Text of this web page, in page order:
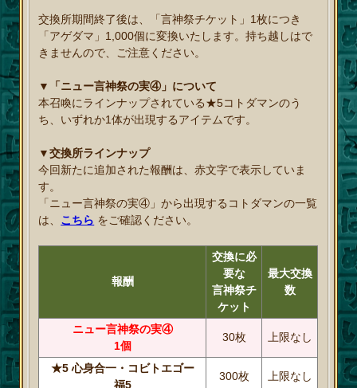
交換所期間終了後は、「言神祭チケット」1枚につき
「アゲダマ」1,000個に変換いたします。持ち越しはで
きませんので、ご注意ください。
▼「ニュー言神祭の実④」について
本召喚にラインナップされている★5コトダマンのう
ち、いずれか1体が出現するアイテムです。
▼交換所ラインナップ
今回新たに追加された報酬は、赤文字で表示していま
す。
「ニュー言神祭の実④」から出現するコトダマンの一覧
は、 こちら をご確認ください。
報酬
交換に必
要な
言神祭チ
ケット
最大交換
数
ニュー言神祭の実④
1個
30枚 上限なし
★5 心身合一・コビトエゴー
福5
300枚 上限なし